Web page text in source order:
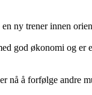
en ny trener innen
god økonomi og
nå å forfølge andre